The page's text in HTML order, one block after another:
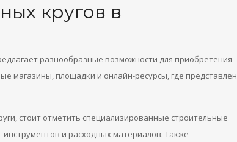
кругов в
разнообразные возможности для приобретения
магазины, площадки и онлайн-ресурсы, где представлен
стоит отметить специализированные строительные
и расходных материалов. Также